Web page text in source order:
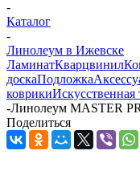
-
Каталог
-
Линолеум в Ижевске
ЛаминатКварцвинил
доскаПодложка
коврикиИскусственная
-Линолеум MASTER
Поделиться